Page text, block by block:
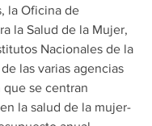
la Oficina de
la Salud de la Mujer,
Nacionales de la
las varias agencias
se centran
la salud de la mujer-